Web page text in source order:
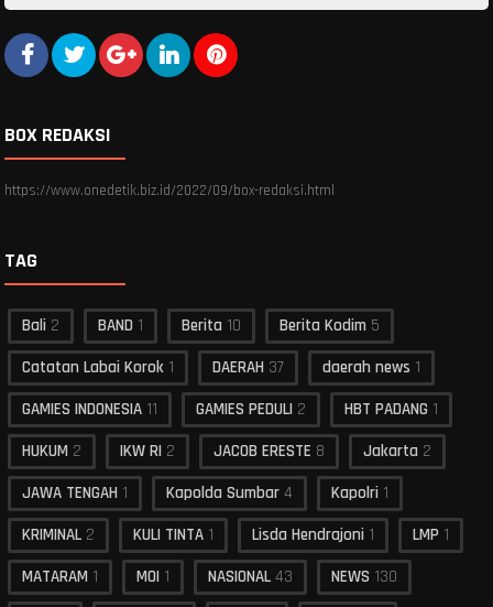
BOX REDAKSI
https://www.onedetik.biz.id/2022/09/box-redaksi.html
TAG
Bali 2 BAND 1 Berita 10 Berita Kodim 5
Catatan Labai Korok 1 DAERAH 37 daerah news 1
GAMIES INDONESIA 11 GAMIES PEDULI 2 HBT PADANG 1
HUKUM 2 IKW RI 2 JACOB ERESTE 8 Jakarta 2
JAWA TENGAH 1 Kapolda Sumbar 4 Kapolri 1
KRIMINAL 2 KULI TINTA 1 Lisda Hendrajoni 1 LMP 1
MATARAM 1 MOI 1 NASIONAL 43 NEWS 130